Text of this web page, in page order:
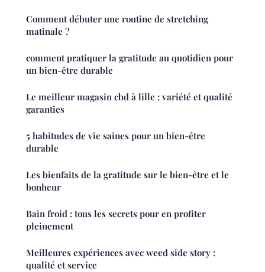
Comment débuter une routine de stretching
matinale ?
comment pratiquer la gratitude au quotidien pour
un bien-être durable
Le meilleur magasin cbd à lille : variété et qualité
garanties
5 habitudes de vie saines pour un bien-être
durable
Les bienfaits de la gratitude sur le bien-être et le
bonheur
Bain froid : tous les secrets pour en profiter
pleinement
Meilleures expériences avec weed side story :
qualité et service